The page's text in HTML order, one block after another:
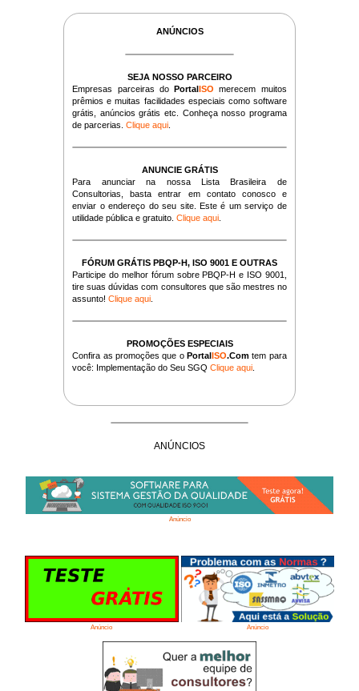
ANÚNCIOS
SEJA NOSSO PARCEIRO
Empresas parceiras doPortalISO merecem muitos
prêmios e muitas facilidades especiais como software
grátis, anúncios grátis etc. Conheça nosso programa
de parcerias.Clique aqui
ANUNCIE GRÁTIS
Para anunciar na nossa Lista Brasileira de
Consultorias, basta entrar em contato conosco e
enviar o endereço do seu site. Este é um serviço de
utilidade pública e gratuito.Clique aqui
FÓRUM GRÁTIS PBQP-H, ISO 9001 E OUTRAS
Participe do melhor fórum sobre PBQP-H e ISO 9001,
tire suas dúvidas com consultores que são mestres no
assunto!Clique aqui
PROMOÇÕES ESPECIAIS
Confira as promoções que oPortalISO.Com tem para
você: Implementação do Seu SGQClique aqui
ANÚNCIOS
Anúncio
Anúncio Anúncio